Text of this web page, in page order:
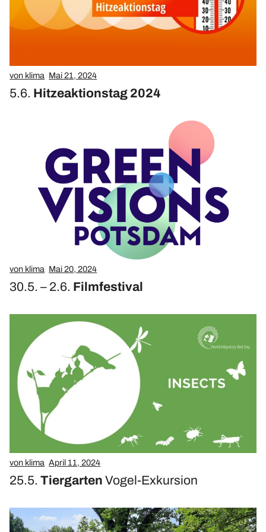
von klima Mai 21, 2024
5.6. Hitzeaktionstag 2024
von klima Mai 20, 2024
30.5. – 2.6. Filmfestival
von klima April 11, 2024
25.5.TiergartenVogel-Exkursion